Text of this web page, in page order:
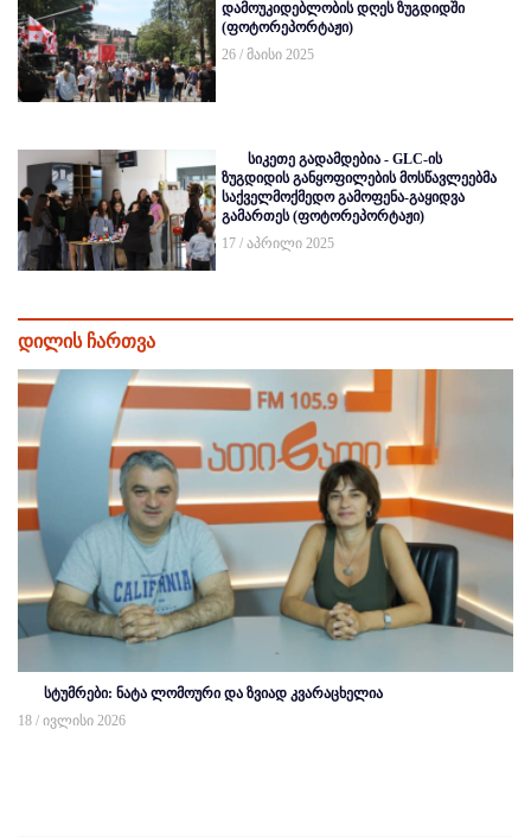
დამოუკიდებლობის დღეს ზუგდიდში
(ფოტორეპორტაჟი)
26 / მაისი 2025
სიკეთე გადამდებია - GLC-ის
ზუგდიდის განყოფილების მოსწავლეებმა
საქველმოქმედო გამოფენა-გაყიდვა
გამართეს (ფოტორეპორტაჟი)
17 / აპრილი 2025
დილის ჩართვა
სტუმრები: ნატა ლომოური და ზვიად კვარაცხელია
18 / ივლისი 2026